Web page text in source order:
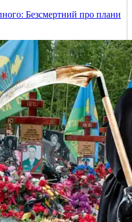
Безсмертний про плани